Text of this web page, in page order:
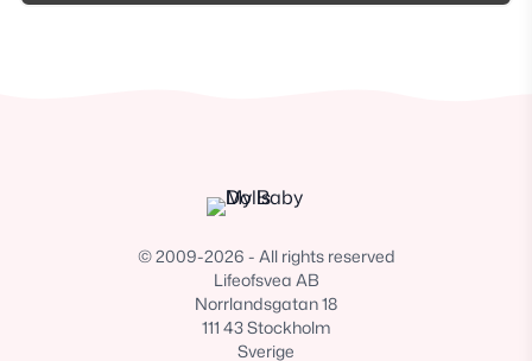
© 2009-2026 - All rights reserved
Lifeofsvea AB
Norrlandsgatan 18
111 43 Stockholm
Sverige